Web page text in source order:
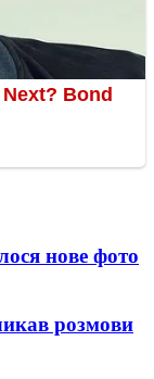
нове фото
розмови